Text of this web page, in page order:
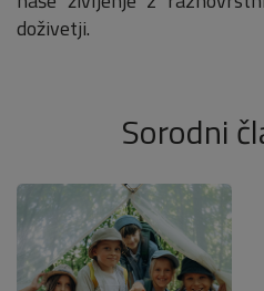
doživetji.
Sorodni